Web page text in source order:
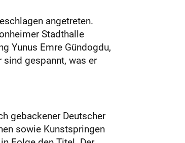
angetreten.
Stadthalle
Yunus Emre Gündogdu,
gespannt, was er
gebackener Deutscher
sowie Kunstspringen